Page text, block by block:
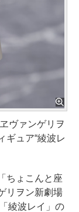
ヴァンゲリヲ
ュア“綾波レ
ちょこんと座
リヲン新劇場
綾波レイ」の